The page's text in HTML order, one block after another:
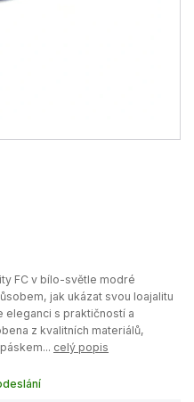
FC v bílo-světle modré
jak ukázat svou loajalitu
eleganci s praktičností a
z kvalitních materiálů,
celý popis